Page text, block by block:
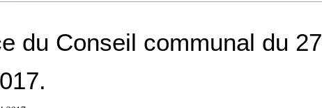
du Conseil communal du 27